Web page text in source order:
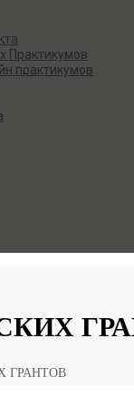
Практикумов
практикумов
ГРАНТОВ